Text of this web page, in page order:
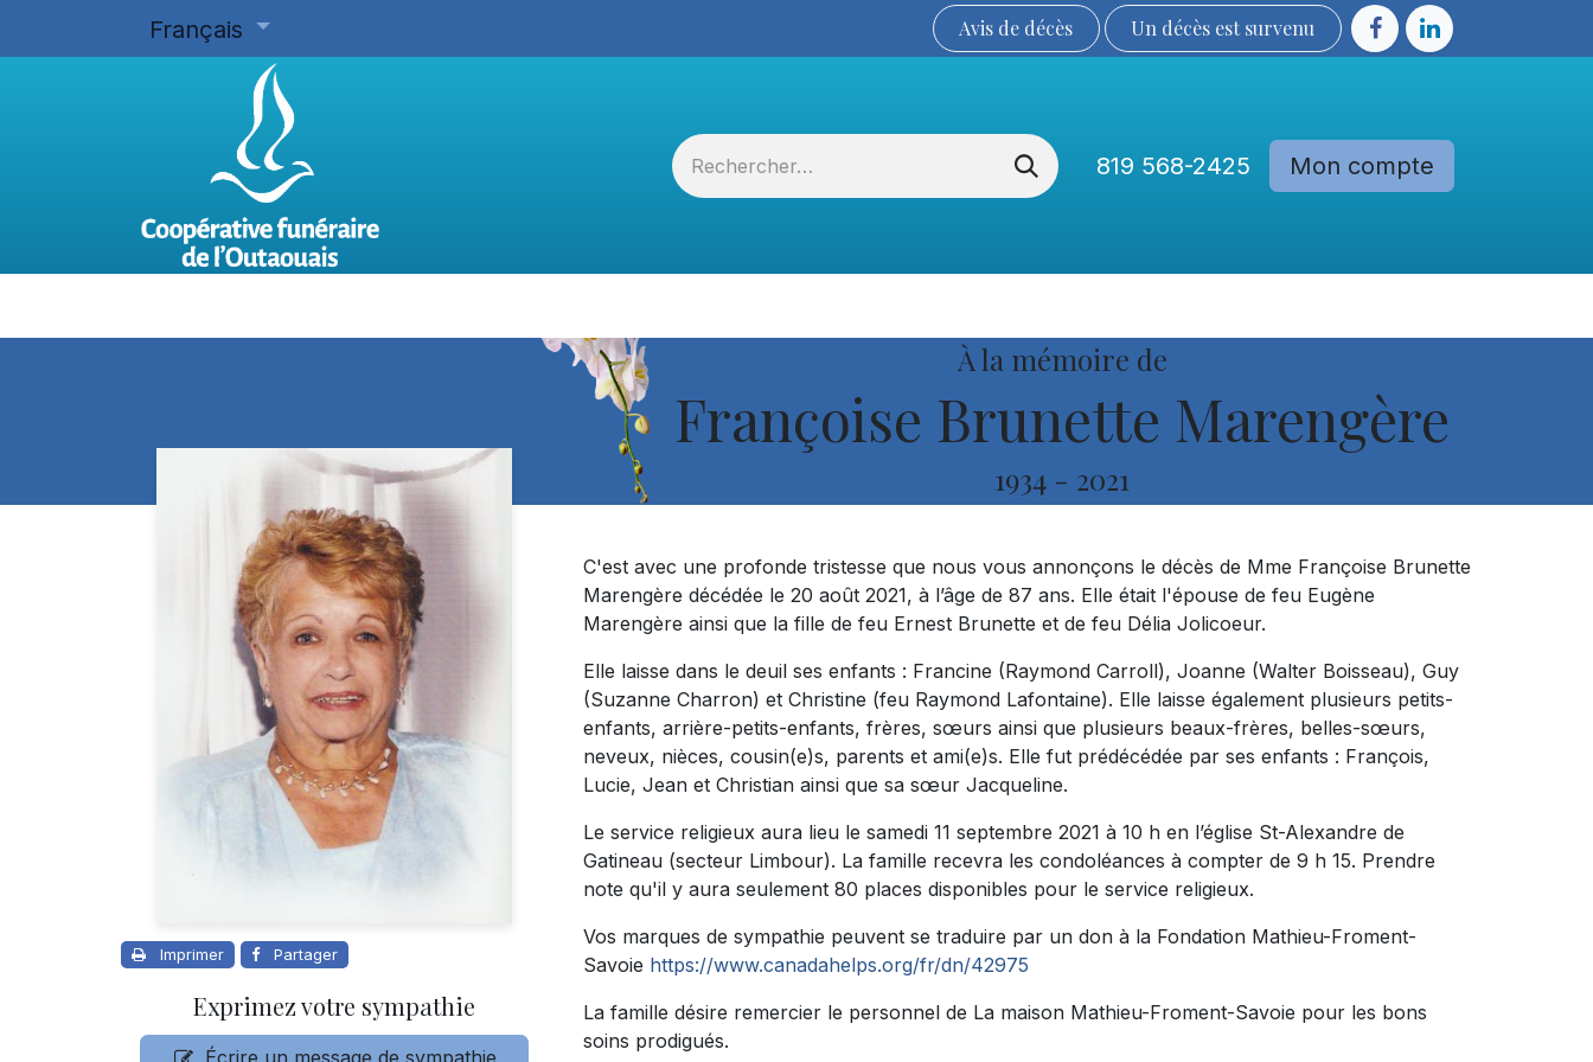
Français Avis de décès Un décès est sur​​​​​​​​ve​nu​​​​​​​​​​
819 568-2425 Mon compte
À la mémoire de
Françoise Brunette Marengère
1934 - 2021
Imprimer Partager
Exprimez votre sympathie
Écrire un message de sympathie
C'est avec une profonde tristesse que nous vous annonçons le décès de Mme Françoise Brunette
Marengère décédée le 20 août 2021, à l’âge de 87 ans. Elle était l'épouse de feu Eugène
Marengère ainsi que la fille de feu Ernest Brunette et de feu Délia Jolicoeur.
Elle laisse dans le deuil ses enfants : Francine (Raymond Carroll), Joanne (Walter Boisseau), Guy
(Suzanne Charron) et Christine (feu Raymond Lafontaine). Elle laisse également plusieurs petits-
enfants, arrière-petits-enfants, frères, sœurs ainsi que plusieurs beaux-frères, belles-sœurs,
neveux, nièces, cousin(e)s, parents et ami(e)s. Elle fut prédécédée par ses enfants : François,
Lucie, Jean et Christian ainsi que sa sœur Jacqueline.
Le service religieux aura lieu le samedi 11 septembre 2021 à 10 h en l’église St-Alexandre de
Gatineau (secteur Limbour). La famille recevra les condoléances à compter de 9 h 15. Prendre
note qu'il y aura seulement 80 places disponibles pour le service religieux.
Vos marques de sympathie peuvent se traduire par un don à la Fondation Mathieu-Froment-
Savoie https://www.canadahelps.org/fr/dn/42975
La famille désire remercier le personnel de La maison Mathieu-Froment-Savoie pour les bons
soins prodigués.